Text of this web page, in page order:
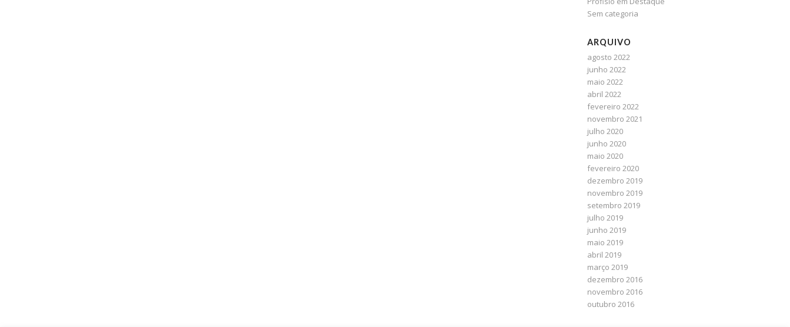
Sem categoria
ARQUIVO
agosto 2022
junho 2022
maio 2022
abril 2022
fevereiro 2022
novembro 2021
julho 2020
junho 2020
maio 2020
fevereiro 2020
dezembro 2019
novembro 2019
setembro 2019
julho 2019
junho 2019
maio 2019
abril 2019
março 2019
dezembro 2016
novembro 2016
outubro 2016